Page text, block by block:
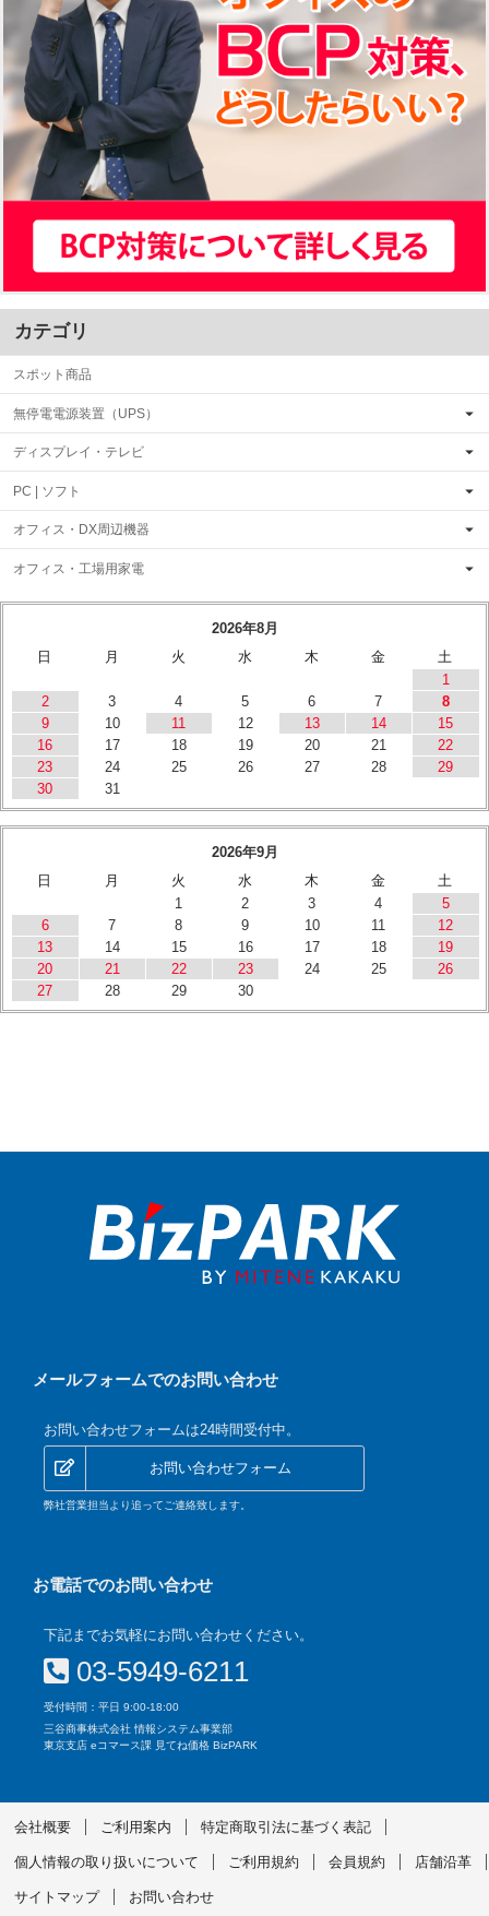
カテゴリ
スポット商品
無停電電源装置（UPS）
ディスプレイ・テレビ
PC | ソフト
オフィス・DX周辺機器
オフィス・工場用家電
2026年8月
日
月 火 水 木 金
土
1
2
3 4 5 6 7
8
9
10 11 12 13 14
15
16
17 18 19 20 21
22
23
24 25 26 27 28
29
30
31
2026年9月
日
月 火 水 木 金
土
1
2 3 4
5
6
7 8 9 10 11
12
13
14 15 16 17 18
19
20
21 22 23 24 25
26
27
28 29 30
メールフォームでのお問い合わせ
お問い合わせフォームは24時間受付中。
お問い合わせフォーム
弊社営業担当より追ってご連絡致します。
お電話でのお問い合わせ
下記までお気軽にお問い合わせください。
03-5949-6211
受付時間：平日 9:00-18:00
三谷商事株式会社 情報システム事業部
東京支店 eコマース課 見てね価格 BizPARK
会社概要 ご利用案内 特定商取引法に基づく表記
個人情報の取り扱いについて ご利用規約 会員規約 店舗沿革
サイトマップ お問い合わせ